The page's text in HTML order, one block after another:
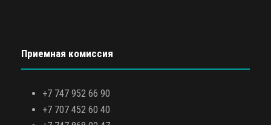
Приемная комиссия
+7 747 952 66 90
+7 707 452 60 40